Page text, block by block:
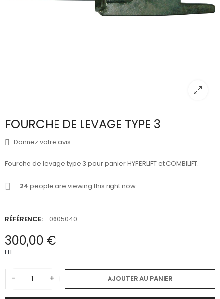
FOURCHE DE LEVAGE TYPE 3
Donnez votre avis
Fourche de levage type 3 pour panier HYPERLIFT et COMBILIFT.
24 people are viewing this right now
RÉFÉRENCE: 0605040
300,00 €
HT
- + AJOUTER AU PANIER